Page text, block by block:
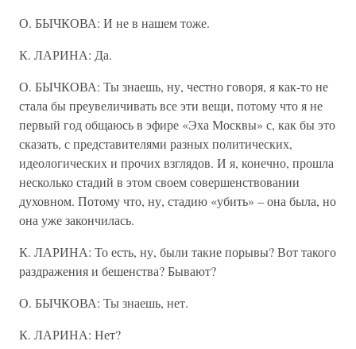
О. БЫЧКОВА: И не в нашем тоже.
К. ЛАРИНА: Да.
О. БЫЧКОВА: Ты знаешь, ну, честно говоря, я как-то не
стала бы преувеличивать все эти вещи, потому что я не
первый год общаюсь в эфире «Эха Москвы» с, как бы это
сказать, с представителями разных политических,
идеологических и прочих взглядов. И я, конечно, прошла
несколько стадий в этом своем совершенствовании
духовном. Потому что, ну, стадию «убить» – она была, но
она уже закончилась.
К. ЛАРИНА: То есть, ну, были такие порывы? Вот такого
раздражения и бешенства? Бывают?
О. БЫЧКОВА: Ты знаешь, нет.
К. ЛАРИНА: Нет?